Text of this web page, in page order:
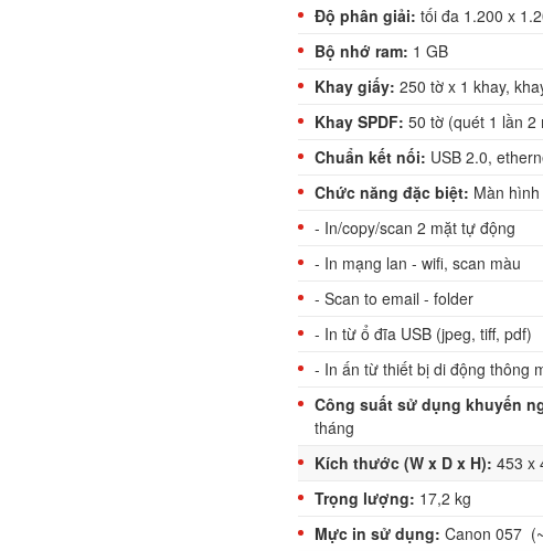
Độ phân giải: tối đa 1.200 x
Bộ nhớ ram: 1 GB
Khay giấy: 250 tờ x 1 khay,
Khay SPDF: 50 tờ (quét 1 lần 2
Chuẩn kết nối: USB 2.0,
Chức năng đặc biệt: Màn
- In/copy/scan 2 mặt tự động
- In mạng lan - wifi, scan màu
- Scan to email - folder
- In từ ổ đĩa USB (jpeg, tiff, pdf)
- In ấn từ thiết bị di động thông
Công suất sử dụng khuyến
tháng
Kích thước (W x D x H): 453 x
Trọng lượng: 17,2 kg
Mực in sử dụng: Canon 057